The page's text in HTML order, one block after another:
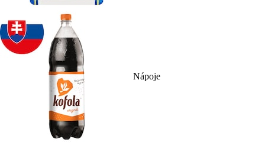
Nápoje